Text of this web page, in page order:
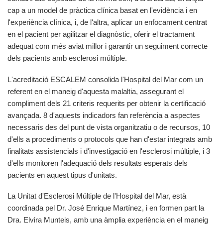
cap a un model de pràctica clínica basat en l'evidència i en
l'experiència clínica, i, de l'altra, aplicar un enfocament centrat
en el pacient per agilitzar el diagnòstic, oferir el tractament
adequat com més aviat millor i garantir un seguiment correcte
dels pacients amb esclerosi múltiple.
L'acreditació ESCALEM consolida l'Hospital del Mar com un
referent en el maneig d'aquesta malaltia, assegurant el
compliment dels 21 criteris requerits per obtenir la certificació
avançada. 8 d'aquests indicadors fan referència a aspectes
necessaris des del punt de vista organitzatiu o de recursos, 10
d'ells a procediments o protocols que han d'estar integrats amb
finalitats assistencials i d'investigació en l'esclerosi múltiple, i 3
d'ells monitoren l'adequació dels resultats esperats dels
pacients en aquest tipus d'unitats.
La Unitat d'Esclerosi Múltiple de l'Hospital del Mar, està
coordinada pel Dr. José Enrique Martínez, i en formen part la
Dra. Elvira Munteis, amb una àmplia experiència en el maneig